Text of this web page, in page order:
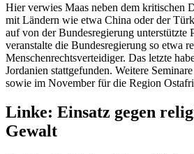
Hier verwies Maas neben dem kritischen
mit Ländern wie etwa China oder der
auf von der Bundesregierung unterstützte
veranstalte die Bundesregierung so etwa
Menschenrechtsverteidiger. Das letzte
Jordanien stattgefunden. Weitere
sowie im November für die Region
Linke: Einsatz gegen
Gewalt